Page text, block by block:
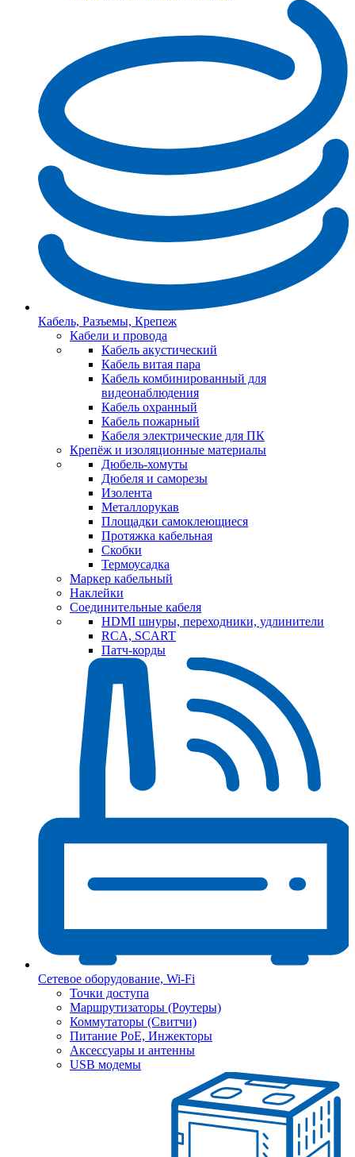
Кабель, Разъемы, Крепеж
Кабели и провода
Кабель акустический
Кабель витая пара
Кабель комбинированный для
видеонаблюдения
Кабель охранный
Кабель пожарный
Кабеля электрические для ПК
Крепёж и изоляционные материалы
Дюбель-хомуты
Дюбеля и саморезы
Изолента
Металлорукав
Площадки самоклеющиеся
Протяжка кабельная
Скобки
Термоусадка
Маркер кабельный
Наклейки
Соединительные кабеля
HDMI шнуры, переходники, удлинители
RCA, SCART
Патч-корды
Сетевое оборудование, Wi-Fi
Точки доступа
Маршрутизаторы (Роутеры)
Коммутаторы (Свитчи)
Питание PoE, Инжекторы
Аксессуары и антенны
USB модемы